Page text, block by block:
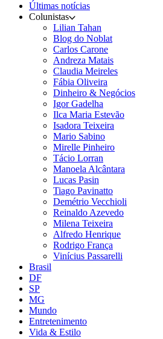
Últimas notícias
Colunistas
Lilian Tahan
Blog do Noblat
Carlos Carone
Andreza Matais
Claudia Meireles
Fábia Oliveira
Dinheiro & Negócios
Igor Gadelha
Ilca Maria Estevão
Isadora Teixeira
Mario Sabino
Mirelle Pinheiro
Tácio Lorran
Manoela Alcântara
Lucas Pasin
Tiago Pavinatto
Demétrio Vecchioli
Reinaldo Azevedo
Milena Teixeira
Alfredo Henrique
Rodrigo França
Vinícius Passarelli
Brasil
DF
SP
MG
Mundo
Entretenimento
Vida & Estilo